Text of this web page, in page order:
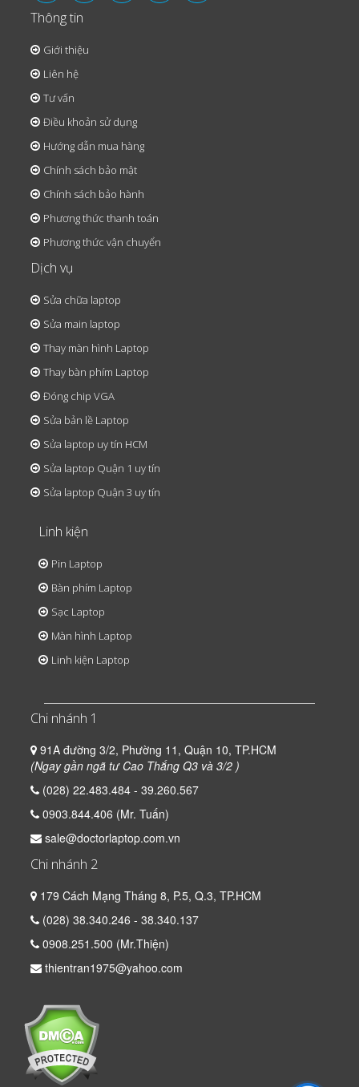
Thông tin
Giới thiệu
Liên hệ
Tư vấn
Điều khoản sử dụng
Hướng dẫn mua hàng
Chính sách bảo mật
Chính sách bảo hành
Phương thức thanh toán
Phương thức vận chuyển
Dịch vụ
Sửa chữa laptop
Sửa main laptop
Thay màn hình Laptop
Thay bàn phím Laptop
Đóng chip VGA
Sửa bản lề Laptop
Sửa laptop uy tín HCM
Sửa laptop Quận 1 uy tín
Sửa laptop Quận 3 uy tín
Linh kiện
Pin Laptop
Bàn phím Laptop
Sạc Laptop
Màn hình Laptop
Linh kiện Laptop
Chi nhánh 1
91A đường 3/2, Phường 11, Quận 10, TP.HCM
(Ngay gần ngã tư Cao Thắng Q3 và 3/2 )
(028) 22.483.484 - 39.260.567
0903.844.406 (Mr. Tuấn)
sale@doctorlaptop.com.vn
Chi nhánh 2
179 Cách Mạng Tháng 8, P.5, Q.3, TP.HCM
(028) 38.340.246 - 38.340.137
0908.251.500 (Mr.Thiện)
thientran1975@yahoo.com